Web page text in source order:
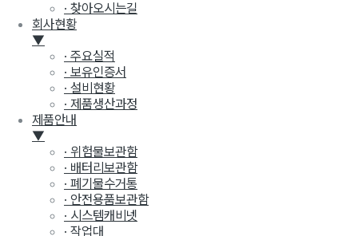
· 찾아오시는길
회사현황
▼
· 주요실적
· 보유인증서
· 설비현황
· 제품생산과정
제품안내
▼
· 위험물보관함
· 배터리보관함
· 폐기물수거통
· 안전용품보관함
· 시스템캐비넷
· 작업대